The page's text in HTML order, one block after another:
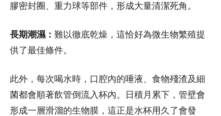
膠密封圈、重力球等部件，形成大量清潔死角。
長期潮濕： 難以徹底乾燥，這恰好為微生物繁殖提
供了最佳條件。
此外，每次喝水時，口腔內的唾液、食物殘渣及細
菌都會順著飲管倒流入杯內。日積月累下，管壁會
形成一層滑溜的生物膜，這正是水杯用久了會發